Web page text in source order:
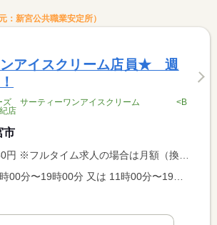
：新宮公共職業安定所）
アイスクリーム店員★ 週
ズ サーティーワンアイスクリーム <B
店
市
求人の場合は月額（換算額）、パート求人の場合は時間額を表示しています。
就業時間１ 11時00分〜19時00分 又は 11時00分〜19時00分の時間の間の3時間以上 就業時間に関する特記事項 （１）時間は相談に応じます。３〜５時間